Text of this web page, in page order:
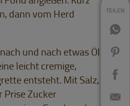
TEILEN
dann vom Herd
und nach etwas Öl
leicht cremige,
entsteht. Mit Salz,
Prise Zucker